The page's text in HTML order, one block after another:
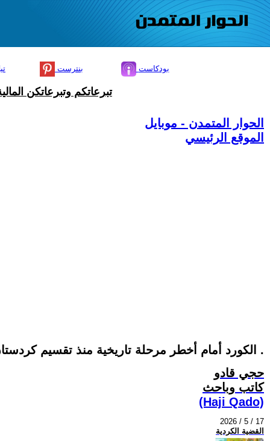
بنترست بودكاست
تبرعاتكم وتبرعاتكن
الحوار المتمدن - موبايل
الموقع الرئيسي
الكورد أمام أخطر مرحلة تاريخية منذ تقسيم كردستان بموجب اتفاقية سايكس بيكو .
حجي قادو
كاتب وباحث
(Haji Qado)
2026 / 5 / 17
القضية الكردية